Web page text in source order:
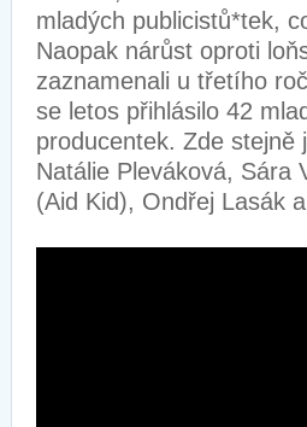
mladých publicistů*tek,
Naopak nárůst oproti
zaznamenali u třetího
se letos přihlásilo 42
producentek. Zde
Natálie Pleváková, Sára
(Aid Kid), Ondřej Lasák